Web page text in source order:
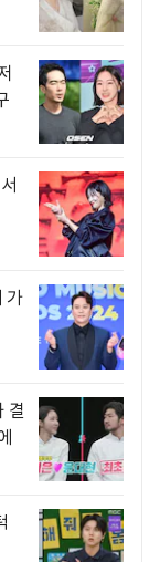
가
결